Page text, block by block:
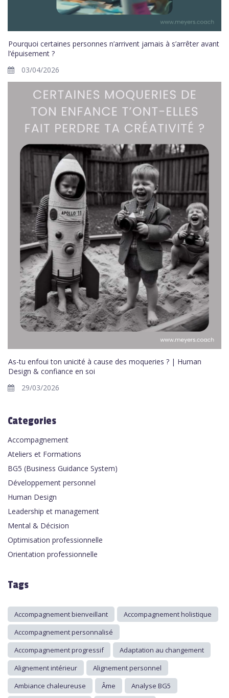
Pourquoi certaines personnes n’arrivent jamais à s’arrêter avant
l’épuisement ?
03/04/2026
As-tu enfoui ton unicité à cause des moqueries ? | Human
Design & confiance en soi
29/03/2026
Categories
Accompagnement
Ateliers et Formations
BG5 (Business Guidance System)
Développement personnel
Human Design
Leadership et management
Mental & Décision
Optimisation professionnelle
Orientation professionnelle
Tags
Accompagnement bienveillant
Accompagnement holistique
Accompagnement personnalisé
Accompagnement progressif
Adaptation au changement
Alignement intérieur
Alignement personnel
Ambiance chaleureuse
Âme Analyse BG5